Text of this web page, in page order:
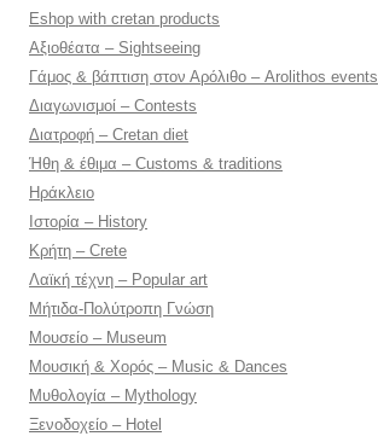
Eshop with cretan products
Αξιοθέατα – Sightseeing
Γάμος & βάπτιση στον Αρόλιθο – Arolithos events
Διαγωνισμοί – Contests
Διατροφή – Cretan diet
Ήθη & έθιμα – Customs & traditions
Ηράκλειο
Ιστορία – History
Κρήτη – Crete
Λαϊκή τέχνη – Popular art
Μήτιδα-Πολύτροπη Γνώση
Μουσείο – Museum
Μουσική & Χορός – Music & Dances
Μυθολογία – Mythology
Ξενοδοχείο – Hotel